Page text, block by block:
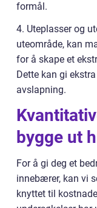
formål.
4. Uteplasser og
uteområde, kan
for å skape et
Dette kan gi
avslapning.
bygge ut
For å gi deg et
innebærer, kan vi
knyttet til